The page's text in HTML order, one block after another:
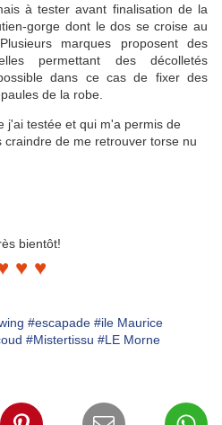
à tester avant finalisation de la
gorge dont le dos se croise au
marques proposent des
permettant des décolletés
dans ce cas de fixer des
de la robe.
j'ai testée et qui m'a permis de
de me retrouver torse nu
bientôt!
♥ ♥
#escapade #ile Maurice
#Mistertissu #LE Morne